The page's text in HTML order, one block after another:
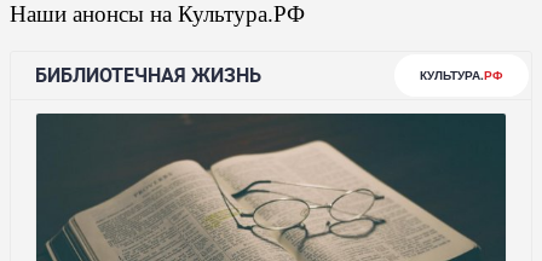
Наши анонсы на Культура.РФ